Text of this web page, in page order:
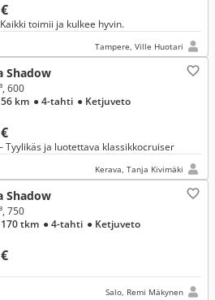
toimii ja kulkee hyvin.
Tampere, Ville Huotari
Shadow
600
km ● 4-tahti ● Ketjuveto
Tyylikäs ja luotettava klassikkocruiser
Kerava, Tanja Kivimäki
Shadow
750
tkm ● 4-tahti ● Ketjuveto
Salo, Remi Mäkynen